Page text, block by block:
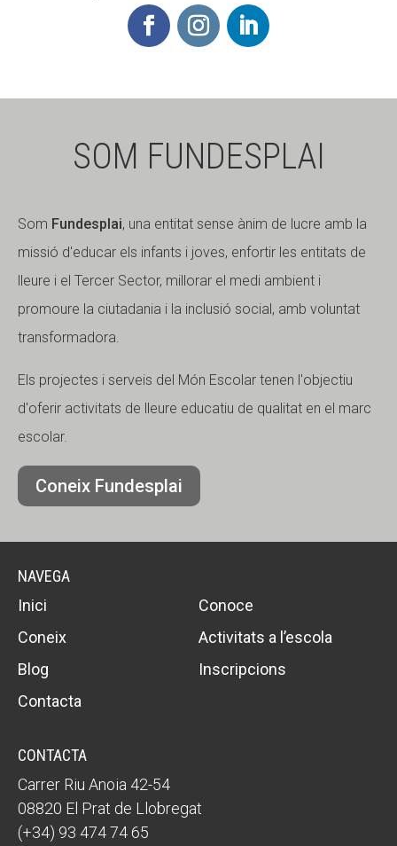
SOM FUNDESPLAI
Som Fundesplai, una entitat sense ànim de lucre amb la
missió d'educar els infants i joves, enfortir les entitats de
lleure i el Tercer Sector, millorar el medi ambient i
promoure la ciutadania i la inclusió social, amb voluntat
transformadora.
Els projectes i serveis del Món Escolar tenen l'objectiu
d'oferir activitats de lleure educatiu de qualitat en el marc
escolar.
Coneix Fundesplai
NAVEGA
Inici
Conoce
Coneix
Activitats a l’escola
Blog
Inscripcions
Contacta
CONTACTA
Carrer Riu Anoia 42-54
08820 El Prat de Llobregat
(+34) 93 474 74 65